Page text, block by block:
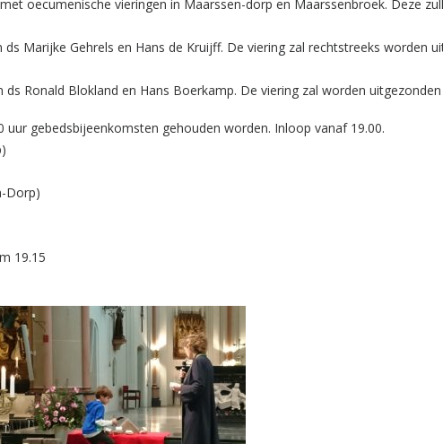
oecumenische vieringen in Maarssen-dorp en Maarssenbroek. Deze
Marijke Gehrels en Hans de Kruijff. De viering zal rechtstreeks worden
Ronald Blokland en Hans Boerkamp. De viering zal worden
gebedsbijeenkomsten gehouden worden. Inloop vanaf 19.00.
Dorp)
19.15